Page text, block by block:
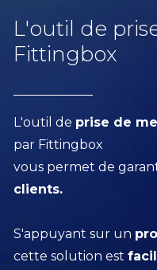
L'outil de
Fittingbox
L'outil de prise de
par Fittingbox
vous permet de
clients.
S'appuyant sur un
cette solution est